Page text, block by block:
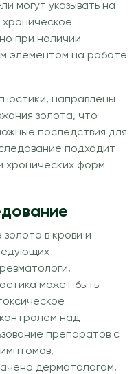
могут указывать на
хроническое
при наличии
элементом на работе
направлены
золота, что
последствия для
подходит
хронических форм
в крови и
может быть
над
препаратов с
дерматологом,